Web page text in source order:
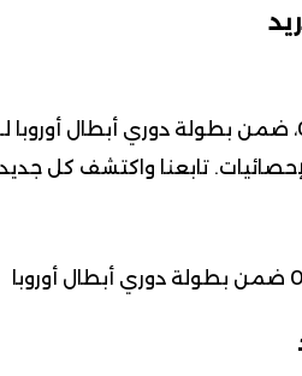
تابعنا واكتشف كل